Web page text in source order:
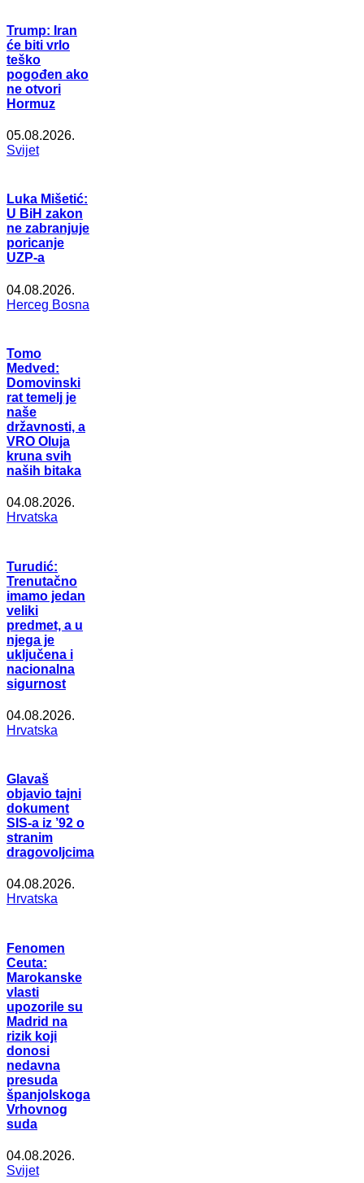
Trump: Iran
će biti vrlo
teško
pogođen ako
ne otvori
Hormuz
05.08.2026.
Svijet
Luka Mišetić:
U BiH zakon
ne zabranjuje
poricanje
UZP-a
04.08.2026.
Herceg Bosna
Tomo
Medved:
Domovinski
rat temelj je
naše
državnosti, a
VRO Oluja
kruna svih
naših bitaka
04.08.2026.
Hrvatska
Turudić:
Trenutačno
imamo jedan
veliki
predmet, a u
njega je
uključena i
nacionalna
sigurnost
04.08.2026.
Hrvatska
Glavaš
objavio tajni
dokument
SIS-a iz ’92 o
stranim
dragovoljcima
04.08.2026.
Hrvatska
Fenomen
Ceuta:
Marokanske
vlasti
upozorile su
Madrid na
rizik koji
donosi
nedavna
presuda
španjolskoga
Vrhovnog
suda
04.08.2026.
Svijet